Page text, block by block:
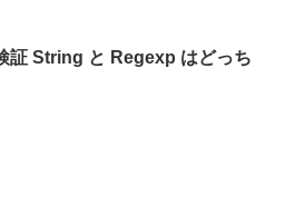
証 String と Regexp はどっち